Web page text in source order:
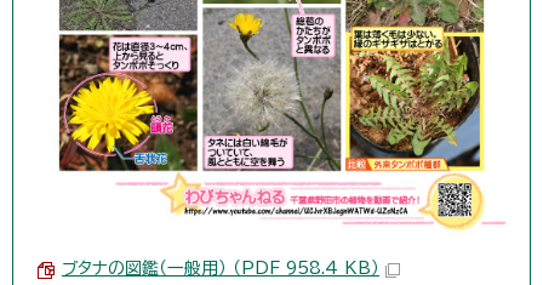
ブタナの図鑑（一般用） （PDF 958.4 KB）